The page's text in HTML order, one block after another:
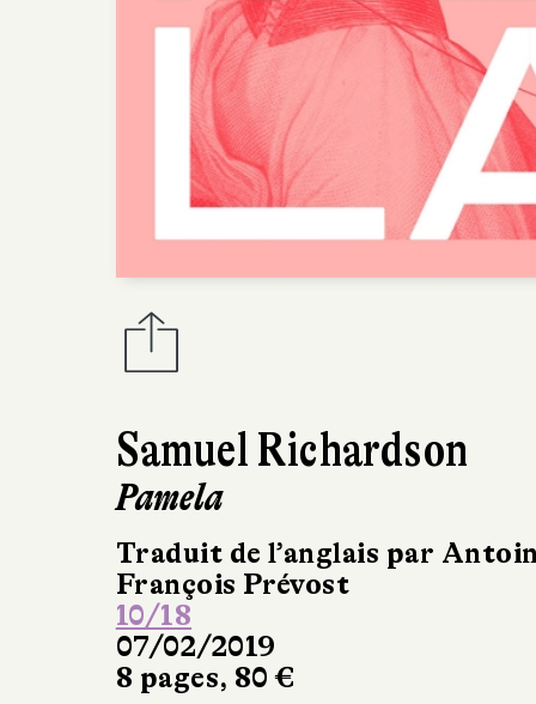
Samuel Richardson
Pamela
Traduit de l’anglais par
François Prévost
10/18
07/02/2019
8 pages, 80 €